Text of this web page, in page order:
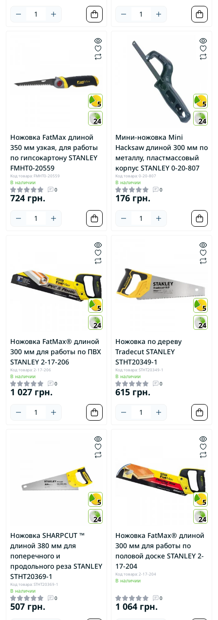
5
24
Ножовка FatMax длиной
350 мм узкая, для работы
по гипсокартону STANLEY
FMHT0-20559
Код товара: FMHT0-20559
В наличии
0
724 грн.
5
24
Мини-ножовка Mini
Hacksaw длиной 300 мм по
металлу, пластмассовый
корпус STANLEY 0-20-807
Код товара: 0-20-807
В наличии
0
176 грн.
5
24
Ножовка FatMax® длиной
300 мм для работы по ПВХ
STANLEY 2-17-206
Код товара: 2-17-206
В наличии
0
1 027 грн.
5
24
Ножовка по дереву
Tradecut STANLEY
STHT20349-1
Код товара: STHT20349-1
В наличии
0
615 грн.
5
24
Ножовка SHARPCUT ™
длиной 380 мм для
поперечного и
продольного реза STANLEY
STHT20369-1
Код товара: STHT20369-1
В наличии
0
507 грн.
5
24
Ножовка FatMax® длиной
300 мм для работы по
половой доске STANLEY 2-
17-204
Код товара: 2-17-204
В наличии
0
1 064 грн.